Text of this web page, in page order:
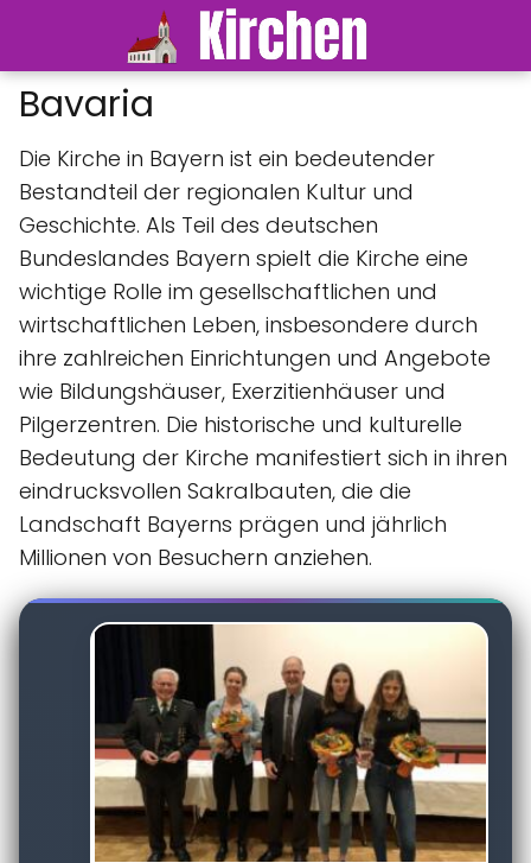
Bavaria
Die Kirche in Bayern ist ein bedeutender
Bestandteil der regionalen Kultur und
Geschichte. Als Teil des deutschen
Bundeslandes Bayern spielt die Kirche eine
wichtige Rolle im gesellschaftlichen und
wirtschaftlichen Leben, insbesondere durch
ihre zahlreichen Einrichtungen und Angebote
wie Bildungshäuser, Exerzitienhäuser und
Pilgerzentren. Die historische und kulturelle
Bedeutung der Kirche manifestiert sich in ihren
eindrucksvollen Sakralbauten, die die
Landschaft Bayerns prägen und jährlich
Millionen von Besuchern anziehen.